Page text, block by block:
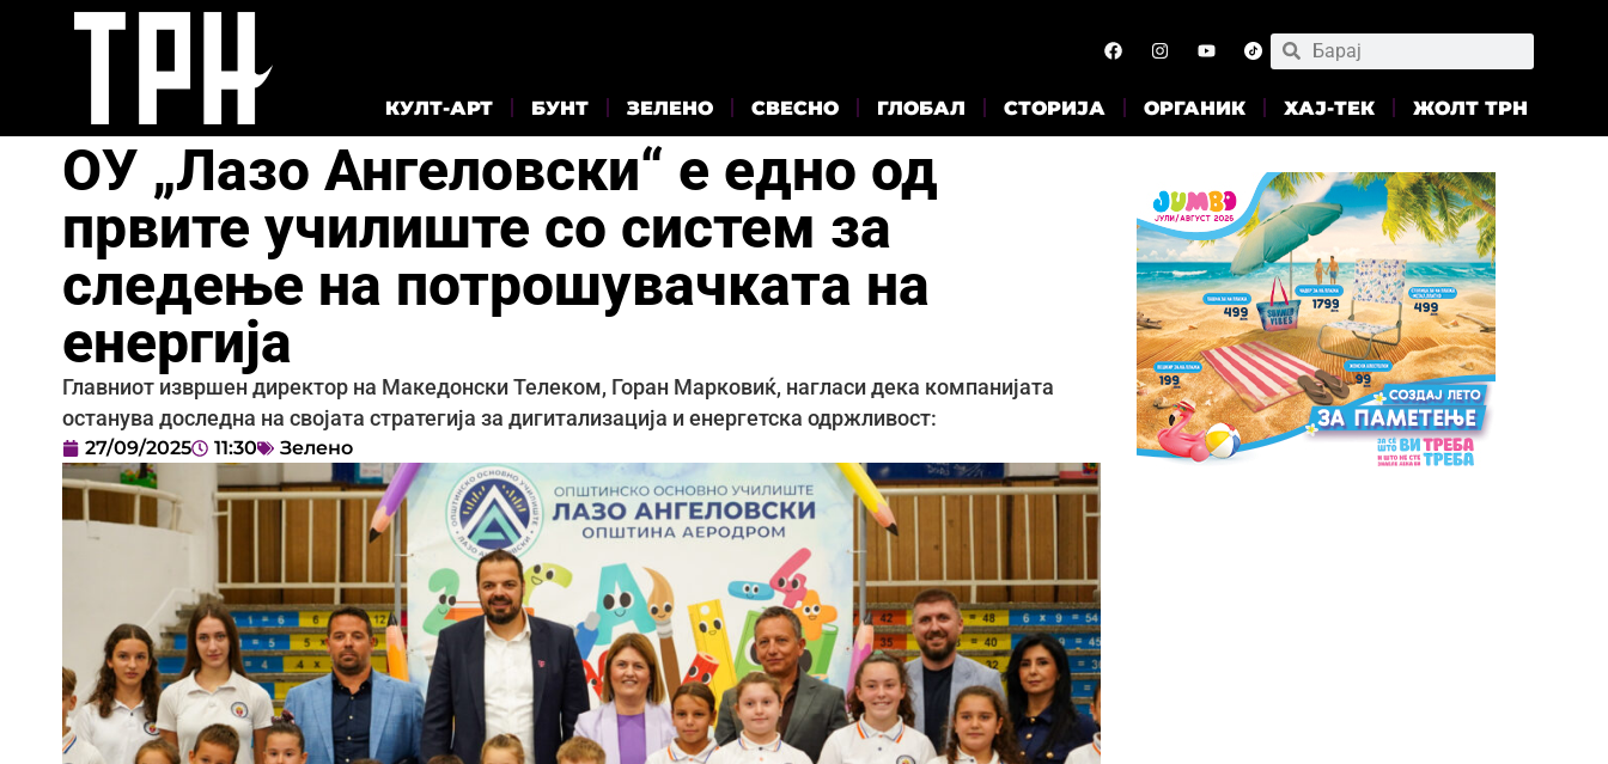
КУЛТ-АРТ БУНТ ЗЕЛЕНО СВЕСНО ГЛОБАЛ СТОРИЈА ОРГАНИК ХАЈ-ТЕК ЖОЛТ ТРН
ОУ „Лазо Ангеловски“ е едно од
првите училиште со систем за
следење на потрошувачката на
енергија
Главниот извршен директор на Македонски Телеком, Горан Марковиќ, нагласи дека компанијата
останува доследна на својата стратегија за дигитализација и енергетска одржливост:
27/09/2025 11:30 Зелено